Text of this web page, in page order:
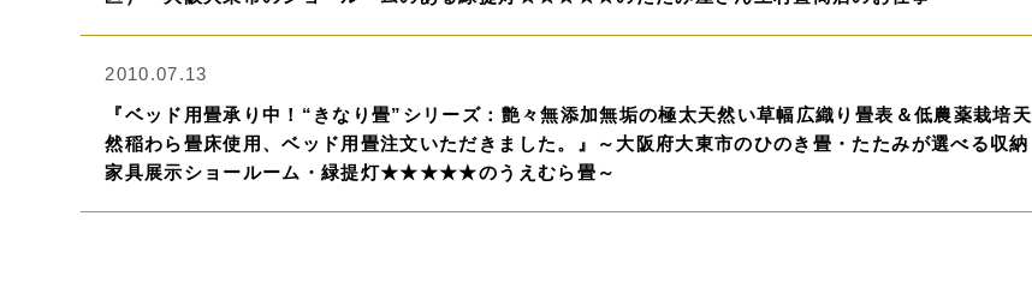
2010.07.13
『ベッド用畳承り中！“きなり畳”シリーズ：艶々無添加無垢の極太天然い草幅広織り畳表＆低農薬栽培天
然稲わら畳床使用、ベッド用畳注文いただきました。』～大阪府大東市のひのき畳・たたみが選べる収納
家具展示ショールーム・緑提灯★★★★★のうえむら畳～